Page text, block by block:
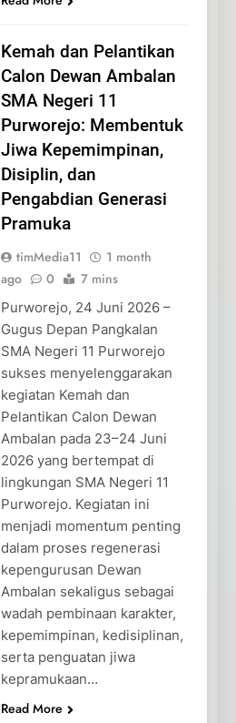
Kemah dan Pelantikan
Calon Dewan Ambalan
SMA Negeri 11
Purworejo: Membentuk
Jiwa Kepemimpinan,
Disiplin, dan
Pengabdian Generasi
Pramuka
timMedia11
1 month
ago
0 7 mins
Purworejo, 24 Juni 2026 –
Gugus Depan Pangkalan
SMA Negeri 11 Purworejo
sukses menyelenggarakan
kegiatan Kemah dan
Pelantikan Calon Dewan
Ambalan pada 23–24 Juni
2026 yang bertempat di
lingkungan SMA Negeri 11
Purworejo. Kegiatan ini
menjadi momentum penting
dalam proses regenerasi
kepengurusan Dewan
Ambalan sekaligus sebagai
wadah pembinaan karakter,
kepemimpinan, kedisiplinan,
serta penguatan jiwa
kepramukaan…
Read More